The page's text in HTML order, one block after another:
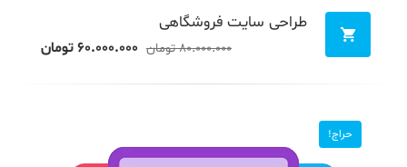
طراحی سایت فروشگاهی
۸۰.۰۰۰.۰۰۰ تومان ۶۰.۰۰۰.۰۰۰تومان
حراج!